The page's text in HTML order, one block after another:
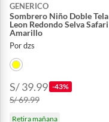
GENERICO
Sombrero Niño Doble Tela
Leon Redondo Selva Safari
Amarillo
Por dzs
S/ 39.99 -43%
S/ 69.99
Retira mañana